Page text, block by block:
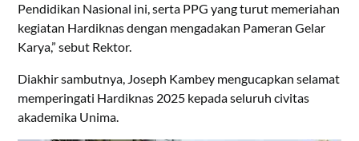
Pendidikan Nasional ini, serta PPG yang turut memeriahan
kegiatan Hardiknas dengan mengadakan Pameran Gelar
Karya,” sebut Rektor.
Diakhir sambutnya, Joseph Kambey mengucapkan selamat
memperingati Hardiknas 2025 kepada seluruh civitas
akademika Unima.